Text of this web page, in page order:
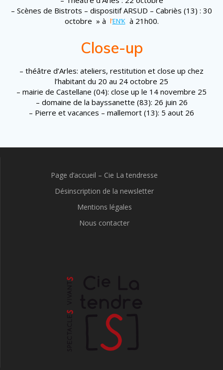
– Scènes de Bistrots – dispositif ARSUD – Cabriès (13) : 30
octobre » à l’EN’K à 21h00.
Close-up
– théâtre d’Arles: ateliers, restitution et close up chez
l’habitant du 20 au 24 octobre 25
– mairie de Castellane (04): close up le 14 novembre 25
– domaine de la bayssanette (83): 26 juin 26
– Pierre et vacances – mallemort (13): 5 aout 26
Page d’accueil – Cie La tendresse
Désinscription de la newsletter
Mentions légales
Nous contacter